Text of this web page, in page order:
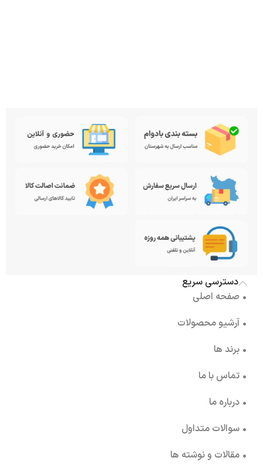
دسترسی سریع
• صفحه اصلی
• آرشیو محصولات
• برند ها
• تماس با ما
• درباره ما
• سوالات متداول
• مقالات و نوشته ها